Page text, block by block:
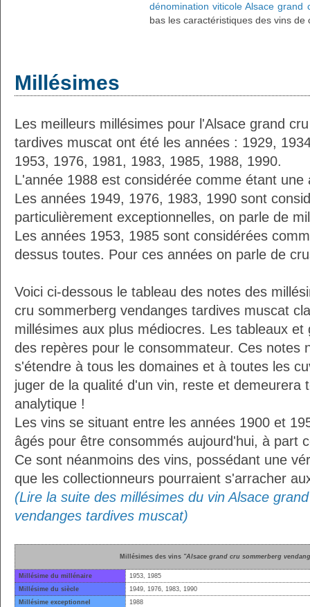
dénomination viticole Alsace grand
bas les caractéristiques des vins
Millésimes
Les meilleurs millésimes pour l'Alsace grand
tardives muscat ont été les années : 1929,
1953, 1976, 1981, 1983, 1985, 1988, 1990.
L'année 1988 est considérée comme étant une
Les années 1949, 1976, 1983, 1990 sont
particulièrement exceptionnelles, on parle de
Les années 1953, 1985 sont considérées
dessus toutes. Pour ces années on parle de
Voici ci-dessous le tableau des notes des
cru sommerberg vendanges tardives muscat
millésimes aux plus médiocres. Les tableaux
des repères pour le consommateur. Ces notes
s'étendre à tous les domaines et à toutes les
juger de la qualité d'un vin, reste et demeurera
analytique !
Les vins se situant entre les années 1900 et
âgés pour être consommés aujourd'hui, à part
Ce sont néanmoins des vins, possédant une
que les collectionneurs pourraient s'arracher
(Lire la suite des millésimes du vin Alsace
vendanges tardives muscat)
Millésimes des vins "Alsace grand cru sommerberg
Millésime du millénaire
1953, 1985
Millésime du siècle
1949, 1976, 1983, 1990
Millésime exceptionnel
1988